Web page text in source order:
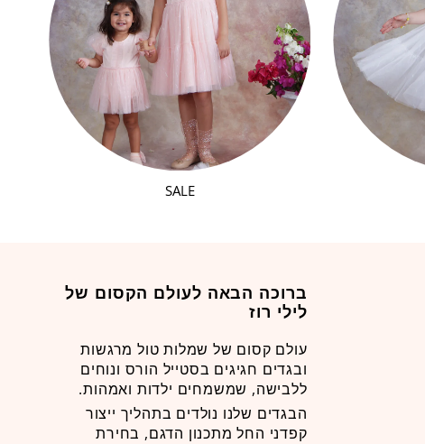
SALE
ברוכה הבאה לעולם הקסום של
לילי רוז
עולם קסום של שמלות טול מרגשות
ובגדים חגיגים בסטייל הורס ונוחים
ללבישה, שמשמחים ילדות ואמהות.
הבגדים שלנו נולדים בתהליך ייצור
קפדני החל מתכנון הדגם, בחירת